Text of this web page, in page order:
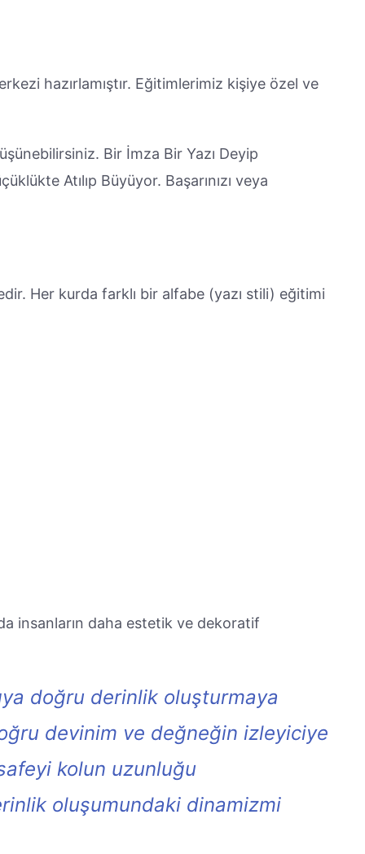
hazırlamıştır. Eğitimlerimiz kişiye özel ve
Bir İmza Bir Yazı Deyip
Atılıp Büyüyor. Başarınızı veya
Her kurda farklı bir alfabe (yazı stili) eğitimi
insanların daha estetik ve dekoratif
doğru derinlik oluşturmaya
devinim ve değneğin izleyiciye
kolun uzunluğu
oluşumundaki dinamizmi